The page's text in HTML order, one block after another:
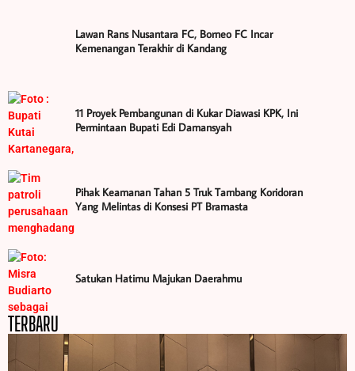
Lawan Rans Nusantara FC, Borneo FC Incar
Kemenangan Terakhir di Kandang
11 Proyek Pembangunan di Kukar Diawasi KPK, Ini
Permintaan Bupati Edi Damansyah
Pihak Keamanan Tahan 5 Truk Tambang Koridoran
Yang Melintas di Konsesi PT Bramasta
Satukan Hatimu Majukan Daerahmu
TERBARU